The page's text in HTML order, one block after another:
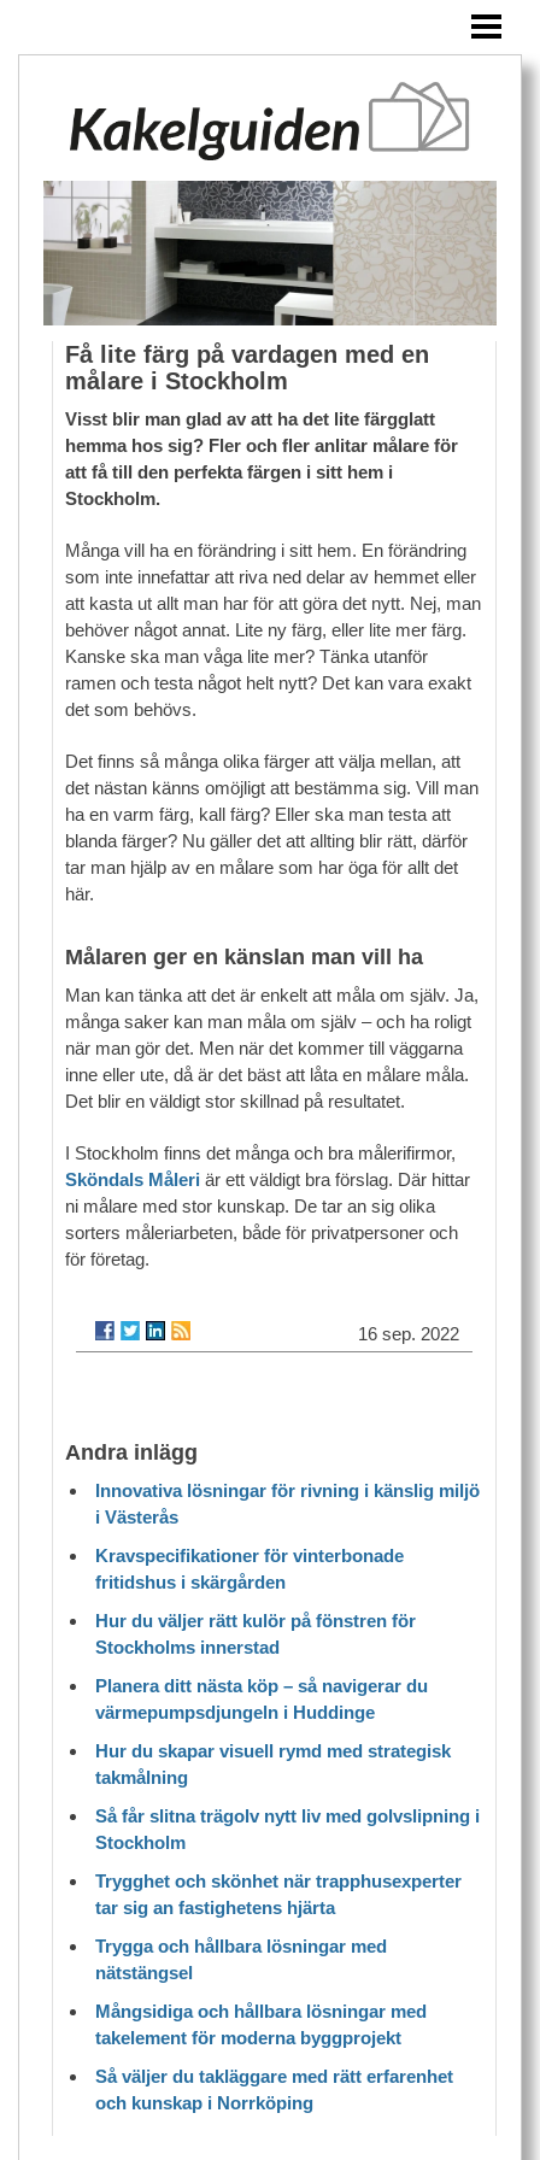
ÖVRIGA PRODUKTER
BLOGG
Få lite färg på vardagen med en
målare i Stockholm
Visst blir man glad av att ha det lite färgglatt
hemma hos sig? Fler och fler anlitar målare för
att få till den perfekta färgen i sitt hem i
Stockholm.
Många vill ha en förändring i sitt hem. En förändring
som inte innefattar att riva ned delar av hemmet eller
att kasta ut allt man har för att göra det nytt. Nej, man
behöver något annat. Lite ny färg, eller lite mer färg.
Kanske ska man våga lite mer? Tänka utanför
ramen och testa något helt nytt? Det kan vara exakt
det som behövs.
Det finns så många olika färger att välja mellan, att
det nästan känns omöjligt att bestämma sig. Vill man
ha en varm färg, kall färg? Eller ska man testa att
blanda färger? Nu gäller det att allting blir rätt, därför
tar man hjälp av en målare som har öga för allt det
här.
Målaren ger en känslan man vill ha
Man kan tänka att det är enkelt att måla om själv. Ja,
många saker kan man måla om själv – och ha roligt
när man gör det. Men när det kommer till väggarna
inne eller ute, då är det bäst att låta en målare måla.
Det blir en väldigt stor skillnad på resultatet.
I Stockholm finns det många och bra målerifirmor,
Sköndals Måleri är ett väldigt bra förslag. Där hittar
ni målare med stor kunskap. De tar an sig olika
sorters måleriarbeten, både för privatpersoner och
för företag.
16 sep. 2022
Andra inlägg
Innovativa lösningar för rivning i känslig miljö
i Västerås
Kravspecifikationer för vinterbonade
fritidshus i skärgården
Hur du väljer rätt kulör på fönstren för
Stockholms innerstad
Planera ditt nästa köp – så navigerar du
värmepumpsdjungeln i Huddinge
Hur du skapar visuell rymd med strategisk
takmålning
Så får slitna trägolv nytt liv med golvslipning i
Stockholm
Trygghet och skönhet när trapphusexperter
tar sig an fastighetens hjärta
Trygga och hållbara lösningar med
nätstängsel
Mångsidiga och hållbara lösningar med
takelement för moderna byggprojekt
Så väljer du takläggare med rätt erfarenhet
och kunskap i Norrköping